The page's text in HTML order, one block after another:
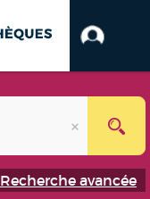
Recherche avancée